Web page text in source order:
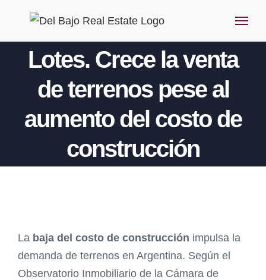
contenido
Lotes. Crece la venta
de terrenos pese al
aumento del costo de
construcción
más
grande
Labaja del costo de construcción impulsa la
demanda de terrenos en Argentina. Según el
Observatorio Inmobiliario de la Cámara de